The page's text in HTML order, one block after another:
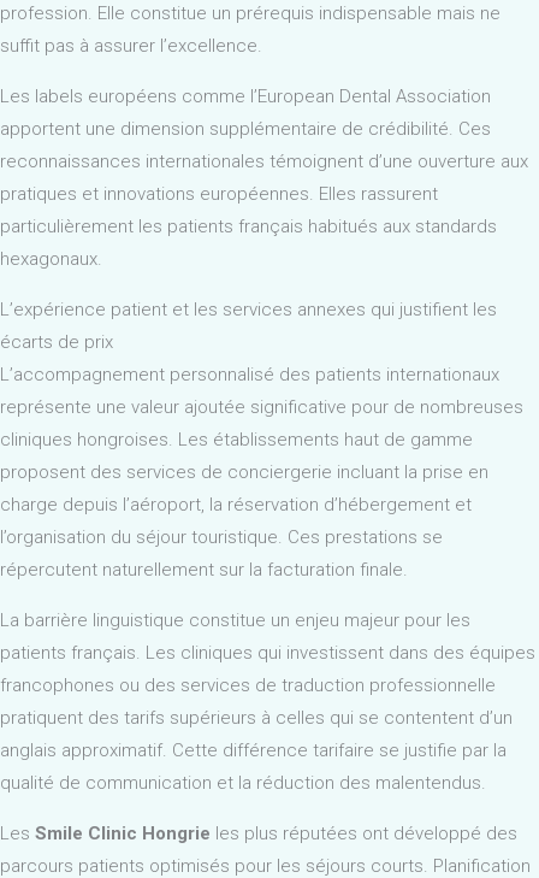
profession. Elle constitue un prérequis indispensable mais ne
suffit pas à assurer l’excellence.
Les labels européens comme l’European Dental Association
apportent une dimension supplémentaire de crédibilité. Ces
reconnaissances internationales témoignent d’une ouverture aux
pratiques et innovations européennes. Elles rassurent
particulièrement les patients français habitués aux standards
hexagonaux.
L’expérience patient et les services annexes qui justifient les
écarts de prix
L’accompagnement personnalisé des patients internationaux
représente une valeur ajoutée significative pour de nombreuses
cliniques hongroises. Les établissements haut de gamme
proposent des services de conciergerie incluant la prise en
charge depuis l’aéroport, la réservation d’hébergement et
l’organisation du séjour touristique. Ces prestations se
répercutent naturellement sur la facturation finale.
La barrière linguistique constitue un enjeu majeur pour les
patients français. Les cliniques qui investissent dans des équipes
francophones ou des services de traduction professionnelle
pratiquent des tarifs supérieurs à celles qui se contentent d’un
anglais approximatif. Cette différence tarifaire se justifie par la
qualité de communication et la réduction des malentendus.
Les Smile Clinic Hongrie les plus réputées ont développé des
parcours patients optimisés pour les séjours courts. Planification